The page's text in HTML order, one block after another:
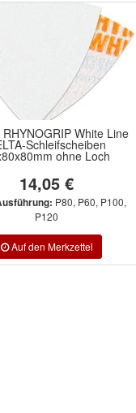
Goldflex Soft Rollen
115x125mm
52,22 €
Ausführung:P150, P180,
P280, P320, P400, P500,